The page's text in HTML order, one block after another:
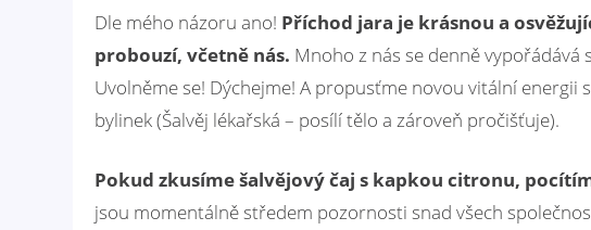
Dle mého názoru ano! Příchod jara je krásnou a
probouzí, včetně nás. Mnoho z nás se denně
Uvolněme se! Dýchejme! A propusťme novou vitální
bylinek (Šalvěj lékařská – posílí tělo a zároveň pročišťuje).
Pokud zkusíme šalvějový čaj s kapkou citronu,
jsou momentálně středem pozornosti snad všech